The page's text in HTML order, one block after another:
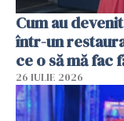
Cum au
într-un
ce o să mă fac
26 IULIE 2026